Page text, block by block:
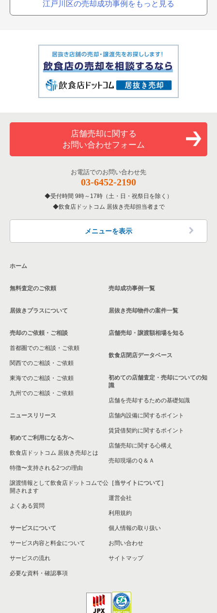
江戸川区の売却成功事例をもっと見る
店舗売却に関する
お問い合わせフォーム
お電話でのお問い合わせ先
03-6452-2190
受付時間 9時～17時（土・日・祝祭日を除く）
飲食店ドットコム 居抜き売却担当者まで
メニューを表示
ホーム
無料査定のご依頼
居抜きプラスについて
売却のご依頼・ご相談
首都圏でのご相談・ご依頼
関西でのご相談・ご依頼
東海でのご相談・ご依頼
九州でのご相談・ご依頼
ニュースリリース
初めてご利用になる方へ
飲食店ドットコム 居抜き売却とは
特徴〜支持される2つの理由
譲渡情報として飲食店ドットコムで公
開されます
よくある質問
サービスについて
サービス内容と料金について
サービスの流れ
必要な資料・確認事項
売却成功事例一覧
居抜き売却物件の案件一覧
店舗売却・譲渡額相場を知る
飲食店閉店データベース
初めての店舗査定・売却についての知
識
店舗を売却するための基礎知識
店舗内設備に関するポイント
賃貸借契約に関するポイント
店舗売却に関する心構え
売却現場のＱ＆Ａ
［当サイトについて］
運営会社
利用規約
個人情報の取り扱い
お問い合わせ
サイトマップ